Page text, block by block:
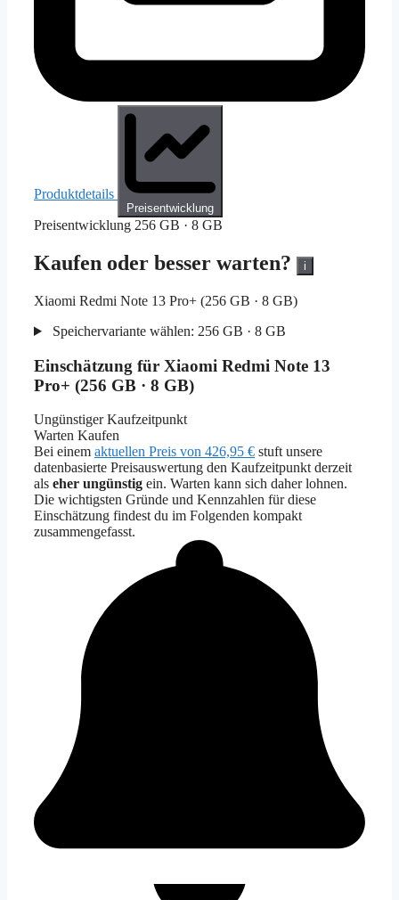
Produktdetails
Preisentwicklung
Preisentwicklung 256 GB · 8 GB
Kaufen oder besser warten? i
Xiaomi Redmi Note 13 Pro+ (256 GB · 8 GB)
Speichervariante wählen: 256 GB · 8 GB
Einschätzung für Xiaomi Redmi Note 13
Pro+ (256 GB · 8 GB)
Ungünstiger Kaufzeitpunkt
Warten Kaufen
Bei einem aktuellen Preis von 426,95 € stuft unsere
datenbasierte Preisauswertung den Kaufzeitpunkt derzeit
als eher ungünstig ein. Warten kann sich daher lohnen.
Die wichtigsten Gründe und Kennzahlen für diese
Einschätzung findest du im Folgenden kompakt
zusammengefasst.